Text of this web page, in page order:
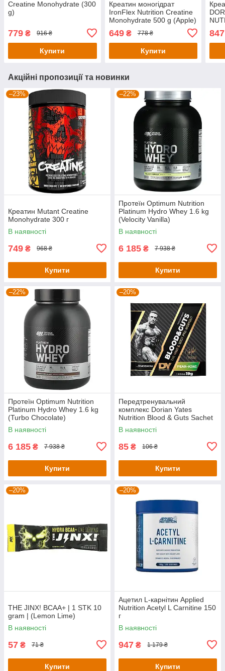
Creatine Monohydrate (300
g)
779 ₴ 916 ₴
Купити
Креатин моногідрат
IronFlex Nutrition Creatine
Monohydrate 500 g (Apple)
649₴ 778 ₴
Купити
847
Акційні пропозиції та новинки
–23%
Креатин Mutant Creatine
Monohydrate 300 г
В наявності
749 ₴ 968 ₴
Купити
–22%
Протеїн Optimum Nutrition
Platinum Hydro Whey 1.6 kg
(Velocity Vanilla)
В наявності
6 185 ₴ 7 938 ₴
Купити
–22%
Протеїн Optimum Nutrition
Platinum Hydro Whey 1.6 kg
(Turbo Chocolate)
В наявності
6 185 ₴ 7 938 ₴
Купити
–20%
Передтренувальний
комплекс Dorian Yates
Nutrition Blood & Guts Sachet
— 19 g (Pear Kiwi)
В наявності
85 ₴ 106 ₴
Купити
–20%
THE JINX! BCAA+ | 1 STK 10
gram | (Lemon Lime)
В наявності
57 ₴ 71 ₴
Купити
–20%
Ацетил L-карнітин Applied
Nutrition Acetyl L Carnitine 150
г
В наявності
947 ₴ 1 179 ₴
Купити